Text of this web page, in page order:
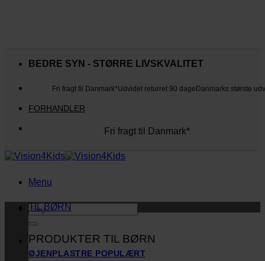
BEDRE SYN - STØRRE LIVSKVALITET
Fri fragt til Danmark*Udvidet returret 90 dage Danmarks største
FORHANDLER
Fri fragt til Danmark*
Menu
Søg
efter:
TIL BØRN
PRODUKTER TIL BØRN
ØJENPLASTRE